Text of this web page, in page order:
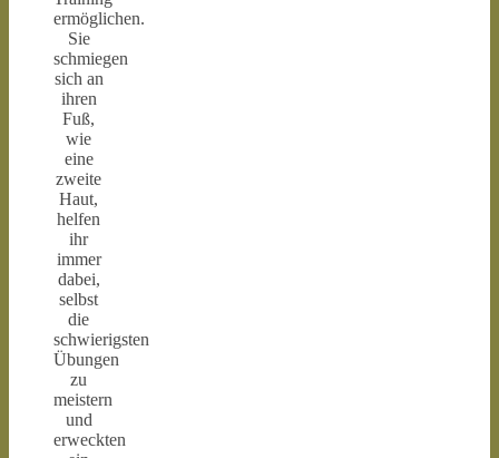
ermöglichen.
Sie
schmiegen
sich an
ihren
Fuß,
wie
eine
zweite
Haut,
helfen
ihr
immer
dabei,
selbst
die
schwierigsten
Übungen
zu
meistern
und
erweckten